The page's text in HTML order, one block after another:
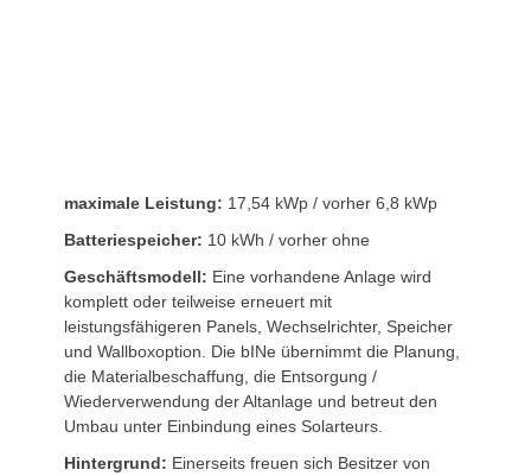
maximale Leistung: 17,54 kWp / vorher 6,8 kWp
Batteriespeicher: 10 kWh / vorher ohne
Geschäftsmodell: Eine vorhandene Anlage wird
komplett oder teilweise erneuert mit
leistungsfähigeren Panels, Wechselrichter, Speicher
und Wallboxoption. Die bINe übernimmt die Planung,
die Materialbeschaffung, die Entsorgung /
Wiederverwendung der Altanlage und betreut den
Umbau unter Einbindung eines Solarteurs.
Hintergrund: Einerseits freuen sich Besitzer von